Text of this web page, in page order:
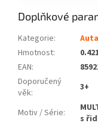
Doplňkové
Kategorie:
Hmotnost:
EAN:
Doporučený
věk: 3+
Motiv / Série:
s